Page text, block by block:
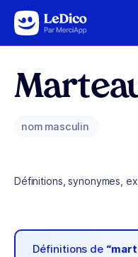
Aller au contenu
nom masculin
Définitions, synonymes,
Définitions de